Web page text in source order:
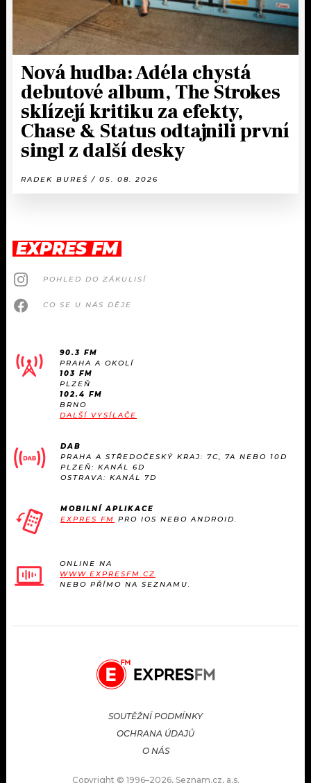
Nová hudba: Adéla chystá
debutové album, The Strokes
sklízejí kritiku za efekty,
Chase & Status odtajnili první
singl z další desky
RADEK BUREŠ / 05. 08. 2026
EXPRES FM
POHLED DO ZÁKULISÍ
CO SE U NÁS DĚJE
90.3 FM
PRAHA A OKOLÍ
103 FM
PLZEŇ
102.4 FM
BRNO
DALŠÍ VYSÍLAČE
DAB
PRAHA A STŘEDOČESKÝ KRAJ: 7C, 7A NEBO 10D
PLZEŇ: KANÁL 6D
OSTRAVA: KANÁL 7D
MOBILNÍ APLIKACE
EXPRES FM PRO IOS NEBO ANDROID.
ONLINE NA
WWW.EXPRESFM.CZ
NEBO PŘÍMO NA SEZNAMU.
SOUTĚŽNÍ PODMÍNKY
OCHRANA ÚDAJŮ
O NÁS
Copyright © 1996–2026, Seznam.cz, a.s.